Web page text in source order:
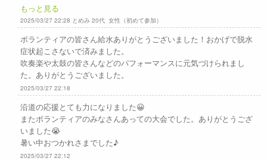
もっと見る
2025/03/27 22:28 とめみ 20代 女性（初めて参加）
ボランティアの皆さん給水ありがとうございました！おかげで脱水
症状起こさないで済みました。
吹奏楽や太鼓の皆さんなどのパフォーマンスに元気づけられまし
た。ありがとうございました。
2025/03/27 22:18
沿道の応援とても力になりました😀
またボランティアのみなさんあっての大会でした。ありがとうござ
いました😭
暑い中おつかれさまでした♪
2025/03/27 22:12